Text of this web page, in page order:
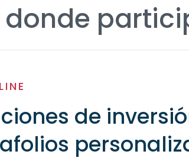
donde
de